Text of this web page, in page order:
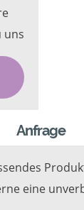
uns
Anfrage
eine